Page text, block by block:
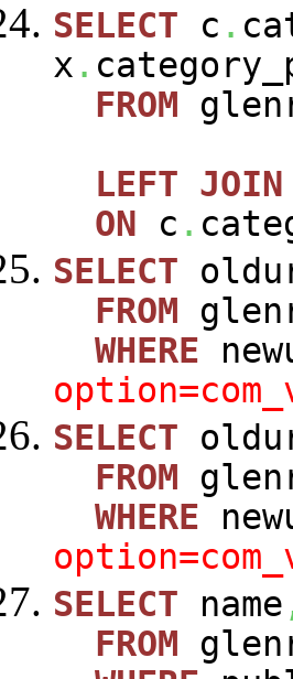
SELECT c .
x .
FROM
LEFT JOIN
ON c .
SELECT
FROM
WHERE
SELECT
FROM
WHERE
SELECT name
FROM